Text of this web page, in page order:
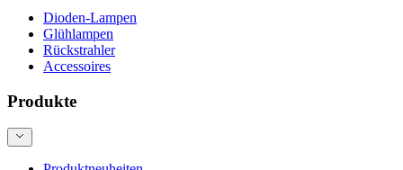
Dioden-Lampen
Glühlampen
Rückstrahler
Accessoires
Produkte